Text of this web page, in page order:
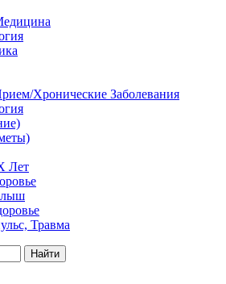
Хронические Заболевания
Лет
Травма
Найти